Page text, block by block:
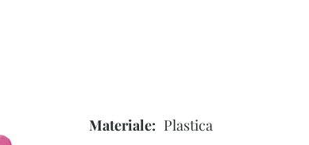
Materiale: Plastica